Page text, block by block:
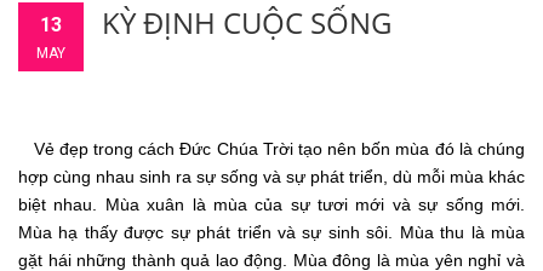
13
MAY
KỲ ĐỊNH CUỘC SỐNG
Vẻ đẹp trong cách Đức Chúa Trời tạo nên bốn mùa đó là chúng
hợp cùng nhau sinh ra sự sống và sự phát triển, dù mỗi mùa khác
biệt nhau. Mùa xuân là mùa của sự tươi mới và sự sống mới.
Mùa hạ thấy được sự phát triển và sự sinh sôi. Mùa thu là mùa
gặt hái những thành quả lao động. Mùa đông là mùa yên nghỉ và